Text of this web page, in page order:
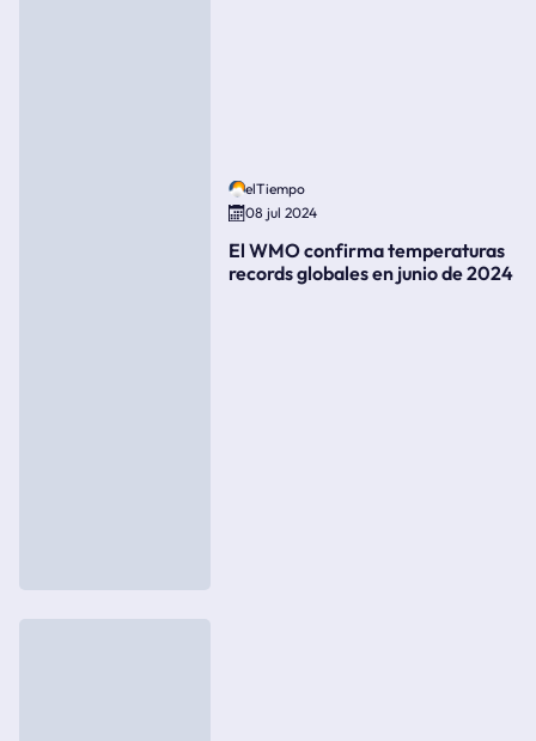
elTiempo
08 jul 2024
El WMO confirma temperaturas
records globales en junio de 2024